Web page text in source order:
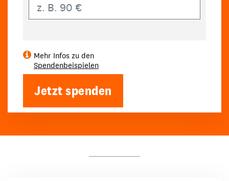
Mehr Infos zu den
Spendenbeispielen
Jetzt spenden